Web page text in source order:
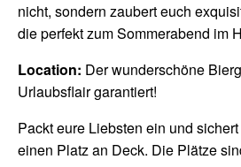
nicht, sondern zaubert euch
die perfekt zum Sommerabend im
Location: Der wunderschöne
Urlaubsflair garantiert!
Packt eure Liebsten ein und
einen Platz an Deck. Die Plätze